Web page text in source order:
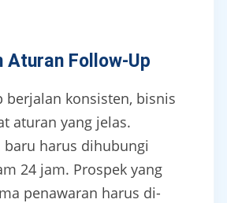
Aturan Follow-Up
berjalan konsisten, bisnis
aturan yang jelas.
baru harus dihubungi
24 jam. Prospek yang
penawaran harus di-